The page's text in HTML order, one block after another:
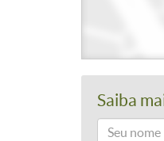
Saiba